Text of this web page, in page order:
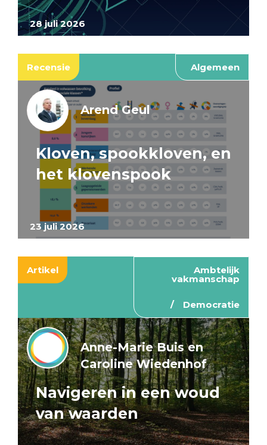
28 juli 2026
Recensie Algemeen
23 juli 2026
Arend Geul
Kloven, spookkloven, en
het klovenspook
Artikel Ambtelijk
vakmanschap
Democratie
Anne-Marie Buis en
Caroline Wiedenhof
Navigeren in een woud
van waarden